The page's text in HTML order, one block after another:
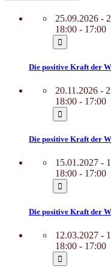
25.09.2026 -
18:00 - 17:00
Die positive Kraft der
20.11.2026 -
18:00 - 17:00
Die positive Kraft der
15.01.2027 -
18:00 - 17:00
Die positive Kraft der
12.03.2027 -
18:00 - 17:00